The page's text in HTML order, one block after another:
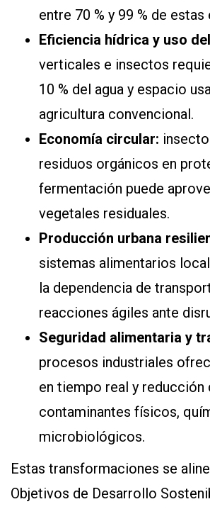
entre 70 % y 99 % de
Eficiencia hídrica y uso
verticales e insectos
10 % del agua y espacio
agricultura convencional.
Economía circular:
residuos orgánicos en
fermentación puede
vegetales residuales.
Producción urbana
sistemas alimentarios
la dependencia de
reacciones ágiles ante
Seguridad alimentaria y
procesos industriales
en tiempo real y reducción
contaminantes físicos,
microbiológicos.
Estas transformaciones se
Objetivos de Desarrollo